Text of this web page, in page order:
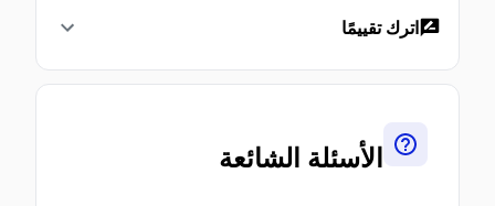
اترك تقييمًا
الأسئلة الشائعة